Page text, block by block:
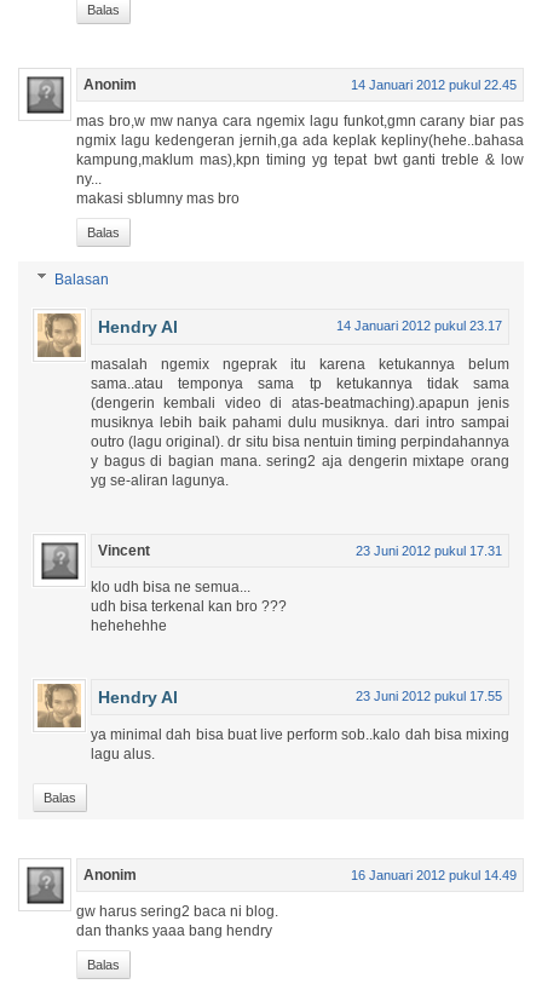
Balas
Anonim 14 Januari 2012 pukul 22.45
mas bro,w mw nanya cara ngemix lagu funkot,gmn carany biar pas
ngmix lagu kedengeran jernih,ga ada keplak kepliny(hehe..bahasa
kampung,maklum mas),kpn timing yg tepat bwt ganti treble & low
ny...
makasi sblumny mas bro
Balas
Balasan
Hendry Al 14 Januari 2012 pukul 23.17
masalah ngemix ngeprak itu karena ketukannya belum
sama..atau temponya sama tp ketukannya tidak sama
(dengerin kembali video di atas-beatmaching).apapun jenis
musiknya lebih baik pahami dulu musiknya. dari intro sampai
outro (lagu original). dr situ bisa nentuin timing perpindahannya
y bagus di bagian mana. sering2 aja dengerin mixtape orang
yg se-aliran lagunya.
Vincent 23 Juni 2012 pukul 17.31
klo udh bisa ne semua...
udh bisa terkenal kan bro ???
hehehehhe
Hendry Al 23 Juni 2012 pukul 17.55
ya minimal dah bisa buat live perform sob..kalo dah bisa mixing
lagu alus.
Balas
Anonim 16 Januari 2012 pukul 14.49
gw harus sering2 baca ni blog.
dan thanks yaaa bang hendry
Balas